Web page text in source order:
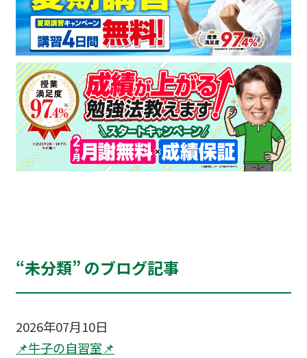
“未分類” のブログ記事
2026年07月10日
📌牛子の自習室📌